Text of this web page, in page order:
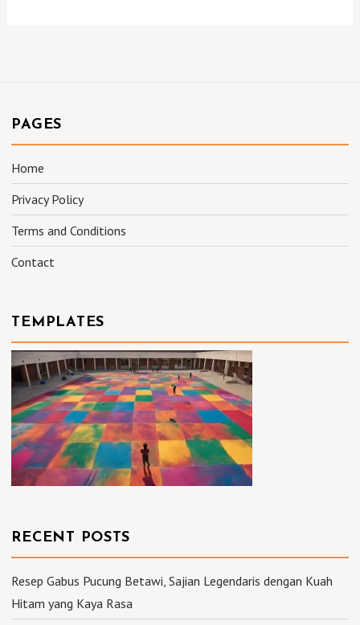
PAGES
Home
Privacy Policy
Terms and Conditions
Contact
TEMPLATES
RECENT POSTS
Resep Gabus Pucung Betawi, Sajian Legendaris dengan Kuah
Hitam yang Kaya Rasa